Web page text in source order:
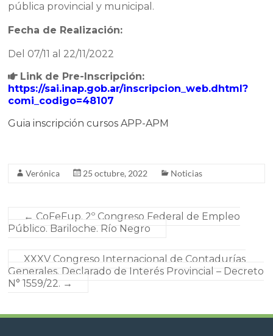
pública provincial y municipal.
Fecha de Realización:
Del 07/11 al 22/11/2022
Link de Pre-Inscripción:
https://sai.inap.gob.ar/inscripcion_web.dhtml?
comi_codigo=48107
Guia inscripción cursos APP-APM
Verónica 25 octubre, 2022 Noticias
← CoFeFup. 2º Congreso Federal de Empleo
Público. Bariloche. Río Negro
XXXV Congreso Internacional de Contadurías
Generales. Declarado de Interés Provincial – Decreto
N° 1559/22. →